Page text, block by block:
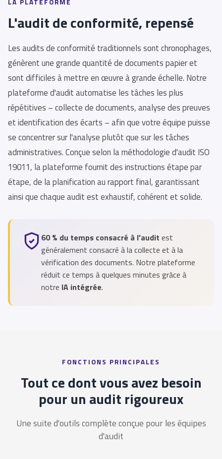
L'audit de conformité, repensé
Les audits de conformité traditionnels sont chronophages,
génèrent une grande quantité de documents papier et
sont difficiles à mettre en œuvre à grande échelle. Notre
plateforme d'audit automatise les tâches les plus
répétitives – collecte de documents, analyse des preuves
et identification des écarts – afin que votre équipe puisse
se concentrer sur l'analyse plutôt que sur les tâches
administratives. Conçue selon la méthodologie d'audit ISO
19011, la plateforme fournit des instructions étape par
étape, de la planification au rapport final, garantissant
ainsi que chaque audit est exhaustif, cohérent et solide.
60 % du temps consacré à l'audit est
généralement consacré à la collecte et à la
vérification des documents. Notre plateforme
réduit ce temps à quelques minutes grâce à
notre IA intégrée.
FONCTIONS PRINCIPALES
Tout ce dont vous avez besoin
pour un audit rigoureux
Une suite d'outils complète conçue pour les équipes
d'audit